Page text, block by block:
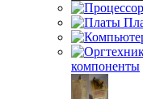
компоненты